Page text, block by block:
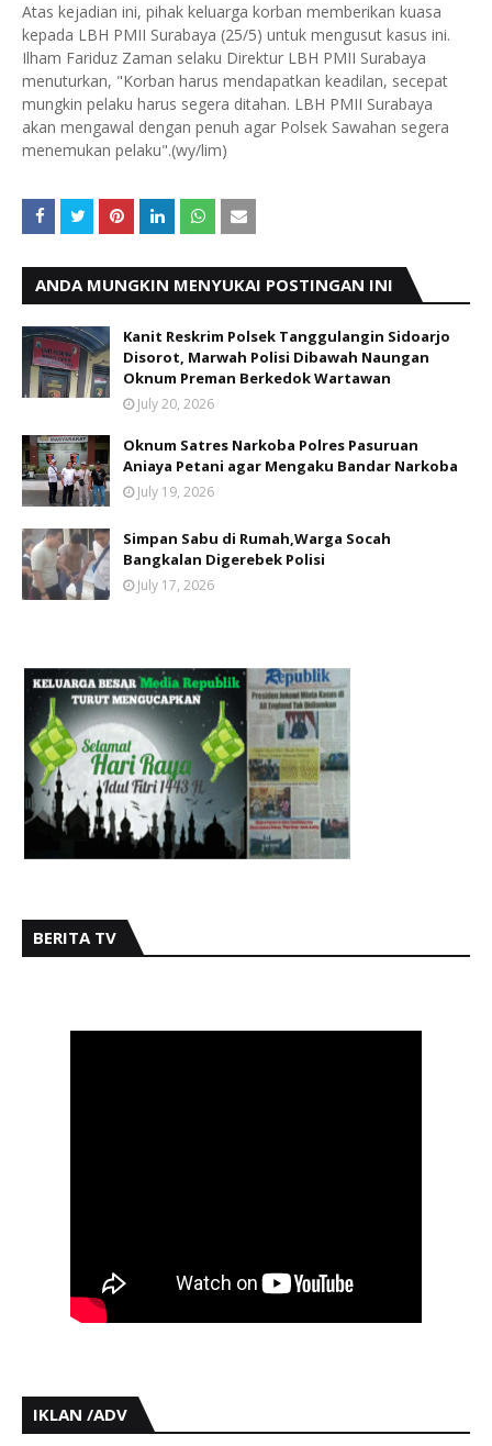
Atas kejadian ini, pihak keluarga korban memberikan kuasa
kepada LBH PMII Surabaya (25/5) untuk mengusut kasus ini.
Ilham Fariduz Zaman selaku Direktur LBH PMII Surabaya
menuturkan, "Korban harus mendapatkan keadilan, secepat
mungkin pelaku harus segera ditahan. LBH PMII Surabaya
akan mengawal dengan penuh agar Polsek Sawahan segera
menemukan pelaku".(wy/lim)
ANDA MUNGKIN MENYUKAI POSTINGAN INI
Kanit Reskrim Polsek Tanggulangin Sidoarjo
Disorot, Marwah Polisi Dibawah Naungan
Oknum Preman Berkedok Wartawan
July 20, 2026
Oknum Satres Narkoba Polres Pasuruan
Aniaya Petani agar Mengaku Bandar Narkoba
July 19, 2026
Simpan Sabu di Rumah,Warga Socah
Bangkalan Digerebek Polisi
July 17, 2026
BERITA TV
IKLAN /ADV